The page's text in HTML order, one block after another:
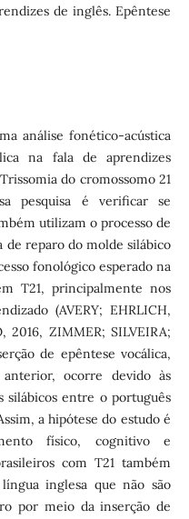
de inglês. Epêntese
análise fonético-acústica
na fala de aprendizes
do cromossomo 21
pesquisa é verificar se
utilizam o processo de
de reparo do molde silábico
fonológico esperado na
T21, principalmente nos
(AVERY; EHRLICH,
2016, ZIMMER; SILVEIRA;
de epêntese vocálica,
ocorre devido às
silábicos entre o português
a hipótese do estudo é
físico, cognitivo e
com T21 também
inglesa que não são
por meio da inserção de